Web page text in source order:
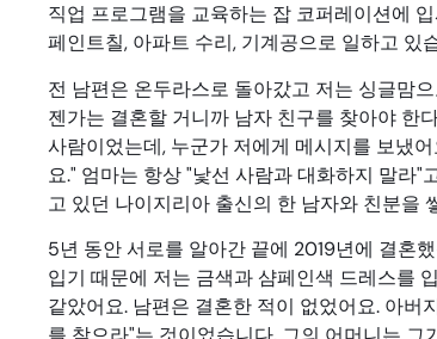
직업 프로그램을 교육하는 잡 코퍼레이션에
페인트칠, 아파트 수리, 기계공으로 일하고 있
전 남편은 온두라스로 돌아갔고 저는 싱글맘
젠가는 결혼할 거니까 남자 친구를 찾아야 한
사람이었는데, 누군가 저에게 메시지를 보냈
요." 엄마는 항상 "낯선 사람과 대화하지 말라
고 있던 나이지리아 출신의 한 남자와 친분을
5년 동안 서로를 알아간 끝에 2019년에 결혼
입기 때문에 저는 금색과 샴페인색 드레스를
같았어요. 남편은 결혼한 적이 없었어요. 아